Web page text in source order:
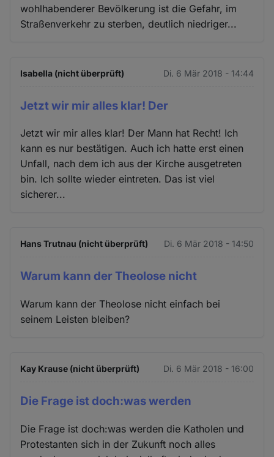
wohlhabenderer Bevölkerung ist die Gefahr, im
Straßenverkehr zu sterben, deutlich niedriger...
Isabella (nicht überprüft) Di. 6 Mär 2018 - 14:44
Jetzt wir mir alles klar! Der
Jetzt wir mir alles klar! Der Mann hat Recht! Ich
kann es nur bestätigen. Auch ich hatte erst einen
Unfall, nach dem ich aus der Kirche ausgetreten
bin. Ich sollte wieder eintreten. Das ist viel
sicherer...
Hans Trutnau (nicht überprüft) Di. 6 Mär 2018 - 14:50
Warum kann der Theolose nicht
Warum kann der Theolose nicht einfach bei
seinem Leisten bleiben?
Kay Krause (nicht überprüft) Di. 6 Mär 2018 - 16:00
Die Frage ist doch:was werden
Die Frage ist doch:was werden die Katholen und
Protestanten sich in der Zukunft noch alles